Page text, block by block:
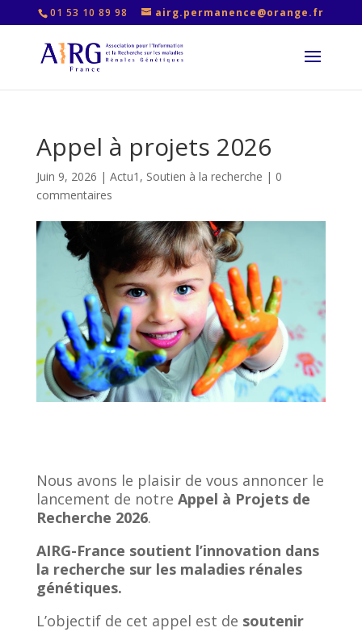
01 53 10 89 98 airg.permanence@orange.fr
Appel à projets 2026
Juin 9, 2026 | Actu1 , Soutien à la recherche | 0
commentaires
Nous avons le plaisir de vous annoncer le
lancement de notre Appel à Projets de
Recherche 2026.
AIRG-France soutient l’innovation dans
la recherche sur les maladies rénales
génétiques.
L’objectif de cet appel est de soutenir